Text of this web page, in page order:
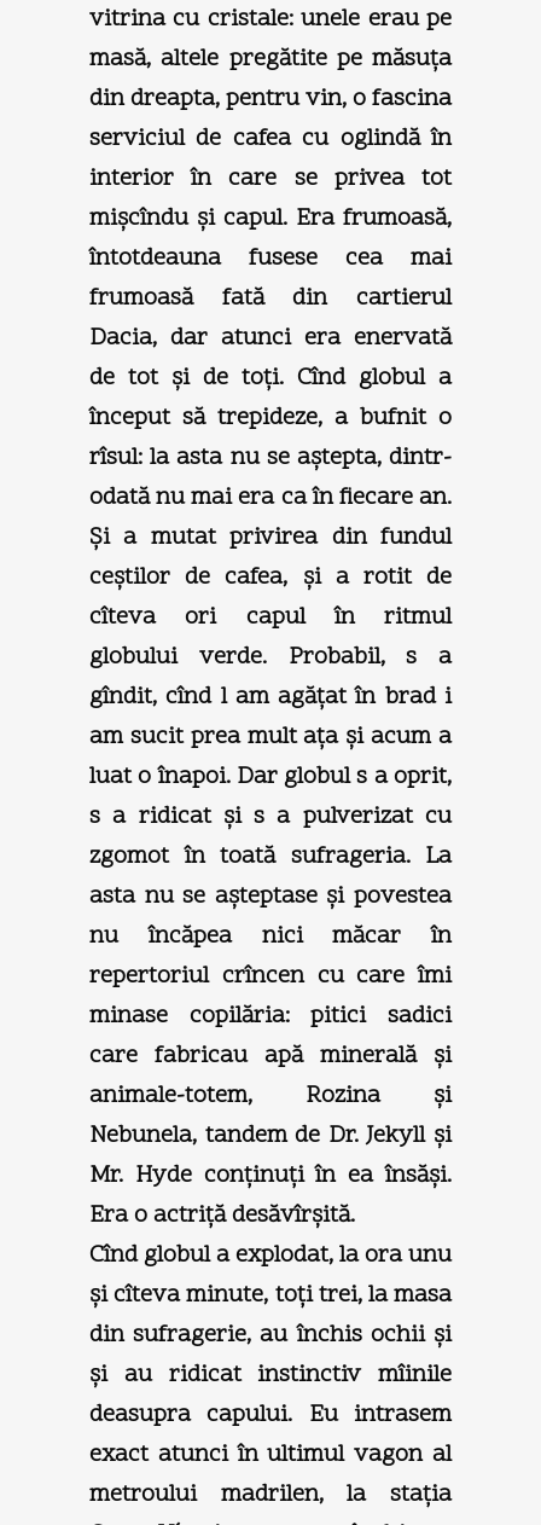
vitrina cu cristale: unele erau pe
masă, altele pregătite pe măsuţa
din dreapta, pentru vin, o fascina
serviciul de cafea cu oglindă în
interior în care se privea tot
mişcîndu şi capul. Era frumoasă,
întotdeauna fusese cea mai
frumoasă fată din cartierul
Dacia, dar atunci era enervată
de tot şi de toţi. Cînd globul a
început să trepideze, a bufnit o
rîsul: la asta nu se aştepta, dintr-
odată nu mai era ca în fiecare an.
Şi a mutat privirea din fundul
ceştilor de cafea, şi a rotit de
cîteva ori capul în ritmul
globului verde. Probabil, s a
gîndit, cînd l am agăţat în brad i
am sucit prea mult aţa şi acum a
luat o înapoi. Dar globul s a oprit,
s a ridicat şi s a pulverizat cu
zgomot în toată sufrageria. La
asta nu se aşteptase şi povestea
nu încăpea nici măcar în
repertoriul crîncen cu care îmi
minase copilăria: pitici sadici
care fabricau apă minerală şi
animale-totem, Rozina şi
Nebunela, tandem de Dr. Jekyll şi
Mr. Hyde conţinuţi în ea însăşi.
Era o actriţă desăvîrşită.
Cînd globul a explodat, la ora unu
şi cîteva minute, toţi trei, la masa
din sufragerie, au închis ochii şi
şi au ridicat instinctiv mîinile
deasupra capului. Eu intrasem
exact atunci în ultimul vagon al
metroului madrilen, la staţia